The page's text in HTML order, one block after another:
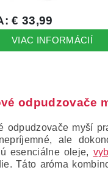
odpudzovače
odpudzovače myší
ale
esenciálne oleje,
Táto aróma